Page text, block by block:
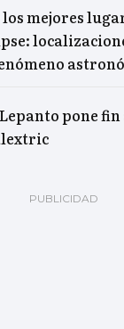
mejores
pone fin